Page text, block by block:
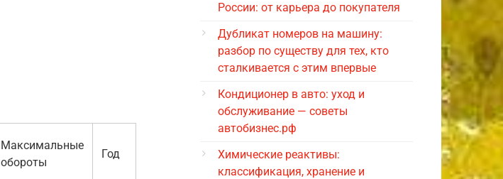
Максимальные
обороты
Год
России: от карьера до покупателя
Дубликат номеров на машину:
разбор по существу для тех, кто
сталкивается с этим впервые
Кондиционер в авто: уход и
обслуживание — советы
автобизнес.рф
Химические реактивы:
классификация, хранение и